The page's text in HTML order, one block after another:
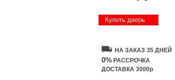
Купить дверь
НА ЗАКАЗ 35 ДНЕЙ
0% РАССРОЧКА
ДОСТАВКА 3000р